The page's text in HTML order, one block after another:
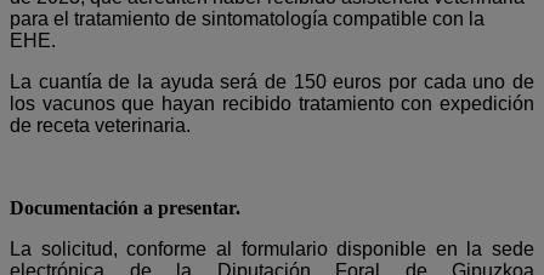
para el tratamiento de sintomatología compatible con la
EHE.
La cuantía de la ayuda será de 150 euros por cada uno de
los vacunos que hayan recibido tratamiento con expedición
de receta veterinaria.
Documentación a presentar.
La solicitud, conforme al formulario disponible en la sede